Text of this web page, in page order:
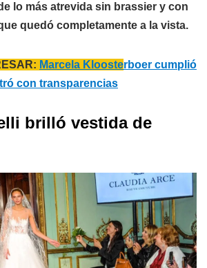
lo más atrevida sin brassier y con
quedó completamente a la vista.
Marcela Kloosterboer cumplió
con transparencias
brilló vestida de